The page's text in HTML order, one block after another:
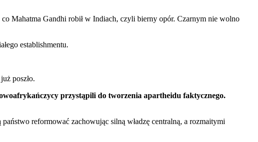
Mahatma Gandhi robił w Indiach, czyli bierny opór. Czarnym nie wolno
establishmentu.
poszło.
przystąpili do tworzenia apartheidu faktycznego.
reformować zachowując silną władzę centralną, a rozmaitymi